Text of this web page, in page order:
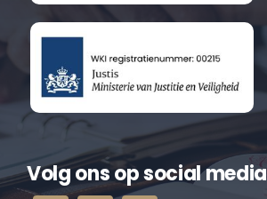
Volg ons op social media